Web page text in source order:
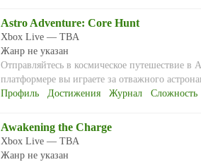
Astro Adventure: Core Hunt
Xbox Live — TBA
Жанр не указан
Отправляйтесь в космическое путешествие
платформере вы играете за отважного
Профиль
Достижения Журнал Сложность
Awakening the Charge
Xbox Live — TBA
Жанр не указан